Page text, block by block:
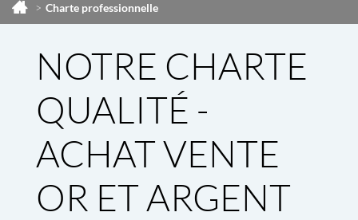
> Charte professionnelle
NOTRE CHARTE
QUALITÉ -
ACHAT VENTE
OR ET ARGENT